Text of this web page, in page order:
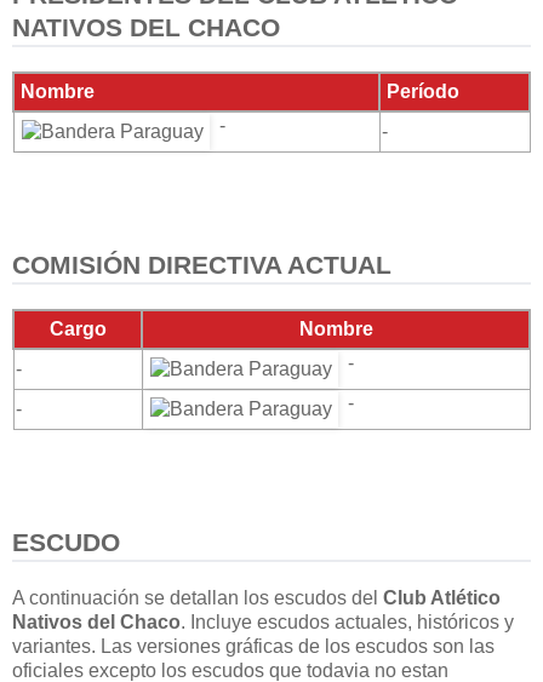
NATIVOS DEL CHACO
Nombre
Período
-
-
COMISIÓN DIRECTIVA ACTUAL
Cargo
Nombre
-
-
- -
ESCUDO
A continuación se detallan los escudos del Club Atlético
Nativos del Chaco. Incluye escudos actuales, históricos y
variantes. Las versiones gráficas de los escudos son las
oficiales excepto los escudos que todavia no estan